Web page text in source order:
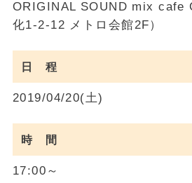
ORIGINAL SOUND mix cafe
化1-2-12 メトロ会館2F）
日 程
2019/04/20(土)
時 間
17:00～